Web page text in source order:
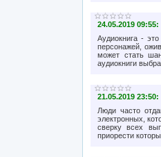
24.05.2019 09:55:
Аудиокнига -
персонажей,
может стать
аудиокниги
21.05.2019 23:50:
Люди часто
электронных,
сверку всех
приорести